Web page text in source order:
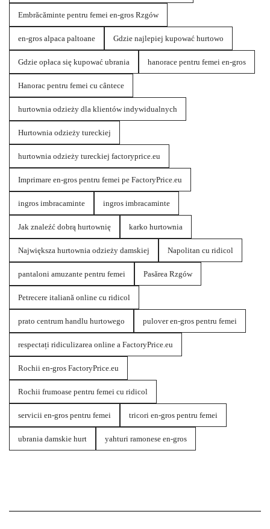
Embrăcăminte pentru femei en-gros Rzgów
en-gros alpaca paltoane Gdzie najlepiej kupować hurtowo
Gdzie opłaca się kupować ubrania hanorace pentru femei en-gros
Hanorac pentru femei cu cântece
hurtownia odzieży dla klientów indywidualnych
Hurtownia odzieży tureckiej
hurtownia odzieży tureckiej factoryprice.eu
Imprimare en-gros pentru femei pe FactoryPrice.eu
ingros imbracaminte ingros imbracaminte
Jak znaleźć dobrą hurtownię karko hurtownia
Największa hurtownia odzieży damskiej Napolitan cu ridicol
pantaloni amuzante pentru femei Pasărea Rzgów
Petrecere italiană online cu ridicol
prato centrum handlu hurtowego pulover en-gros pentru femei
respectați ridiculizarea online a FactoryPrice.eu
Rochii en-gros FactoryPrice.eu
Rochii frumoase pentru femei cu ridicol
servicii en-gros pentru femei tricori en-gros pentru femei
ubrania damskie hurt yahturi ramonese en-gros